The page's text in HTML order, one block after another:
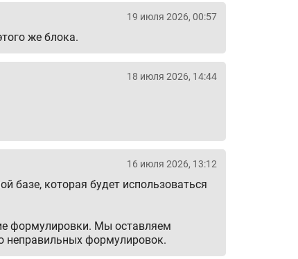
19 июля 2026, 00:57
же блока.
18 июля 2026, 14:44
16 июля 2026, 13:12
базе, которая будет использоваться
формулировки. Мы оставляем
неправильных формулировок.